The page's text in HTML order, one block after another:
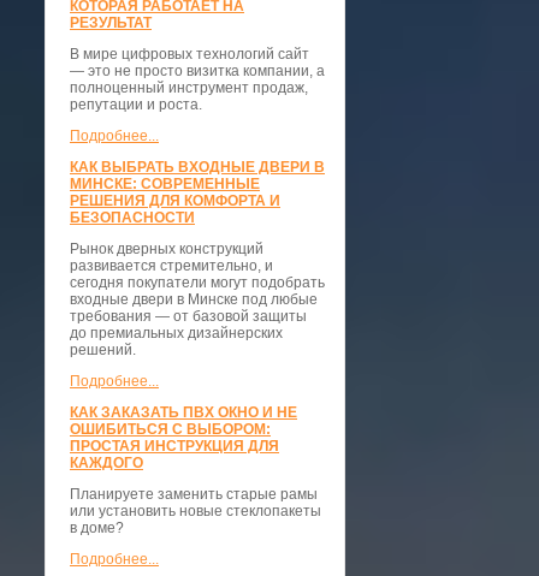
КОТОРАЯ РАБОТАЕТ НА
РЕЗУЛЬТАТ
В мире цифровых технологий сайт
— это не просто визитка компании, а
полноценный инструмент продаж,
репутации и роста.
Подробнее...
КАК ВЫБРАТЬ ВХОДНЫЕ ДВЕРИ В
МИНСКЕ: СОВРЕМЕННЫЕ
РЕШЕНИЯ ДЛЯ КОМФОРТА И
БЕЗОПАСНОСТИ
Рынок дверных конструкций
развивается стремительно, и
сегодня покупатели могут подобрать
входные двери в Минске под любые
требования — от базовой защиты
до премиальных дизайнерских
решений.
Подробнее...
КАК ЗАКАЗАТЬ ПВХ ОКНО И НЕ
ОШИБИТЬСЯ С ВЫБОРОМ:
ПРОСТАЯ ИНСТРУКЦИЯ ДЛЯ
КАЖДОГО
Планируете заменить старые рамы
или установить новые стеклопакеты
в доме?
Подробнее...